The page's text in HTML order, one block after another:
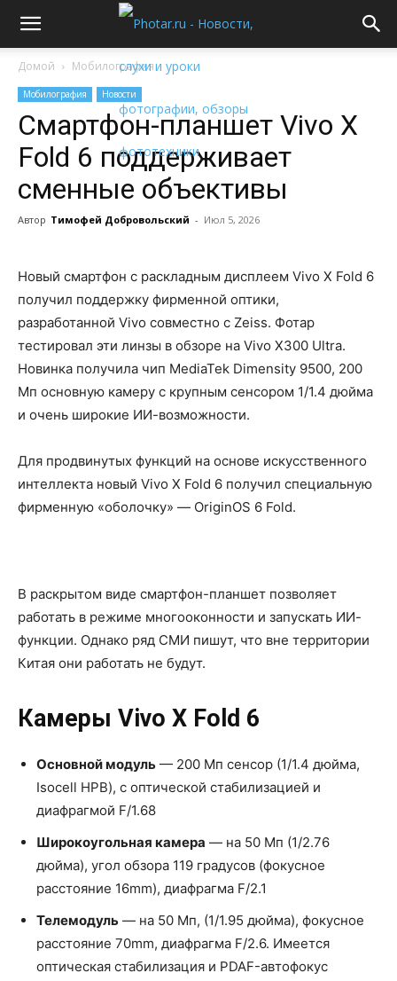
Домой Мобилография
Мобилография Новости
Смартфон-планшет Vivo X
Fold 6 поддерживает
сменные объективы
Автор Тимофей Добровольский - Июл 5, 2026
Новый смартфон с раскладным дисплеем Vivo X Fold 6
получил поддержку фирменной оптики,
разработанной Vivo совместно с Zeiss. Фотар
тестировал эти линзы в обзоре на Vivo X300 Ultra.
Новинка получила чип MediaTek Dimensity 9500, 200
Мп основную камеру с крупным сенсором 1/1.4 дюйма
и очень широкие ИИ-возможности.
Для продвинутых функций на основе искусственного
интеллекта новый Vivo X Fold 6 получил специальную
фирменную «оболочку» — OriginOS 6 Fold.
В раскрытом виде смартфон-планшет позволяет
работать в режиме многооконности и запускать ИИ-
функции. Однако ряд СМИ пишут, что вне территории
Китая они работать не будут.
Камеры Vivo X Fold 6
Основной модуль — 200 Мп сенсор (1/1.4 дюйма,
Isocell HPB), с оптической стабилизацией и
диафрагмой F/1.68
Широкоугольная камера — на 50 Мп (1/2.76
дюйма), угол обзора 119 градусов (фокусное
расстояние 16mm), диафрагма F/2.1
Телемодуль — на 50 Мп, (1/1.95 дюйма), фокусное
расстояние 70mm, диафрагма F/2.6. Имеется
оптическая стабилизация и PDAF-автофокус